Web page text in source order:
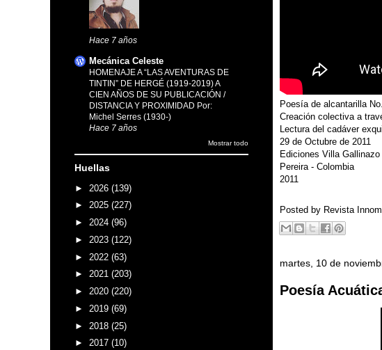
Poesía de alcantarilla
Creación colectiva a
Lectura del cadáver
29 de Octubre de 2011
Ediciones Villa Gallinazo
Pereira - Colombia
2011
Posted by Revista
martes, 10 de
Poesía
Hace 7 años
Mecánica Celeste
HOMENAJE A “LAS AVENTURAS DE
TINTIN” DE HERGÉ (1919-2019) A
CIEN AÑOS DE SU PUBLICACIÓN /
DISTANCIA Y PROXIMIDAD Por:
Michel Serres (1930-)
Hace 7 años
Mostrar todo
Huellas
► 2026 (139)
► 2025 (227)
► 2024 (96)
► 2023 (122)
► 2022 (63)
► 2021 (203)
► 2020 (220)
► 2019 (69)
► 2018 (25)
► 2017 (10)